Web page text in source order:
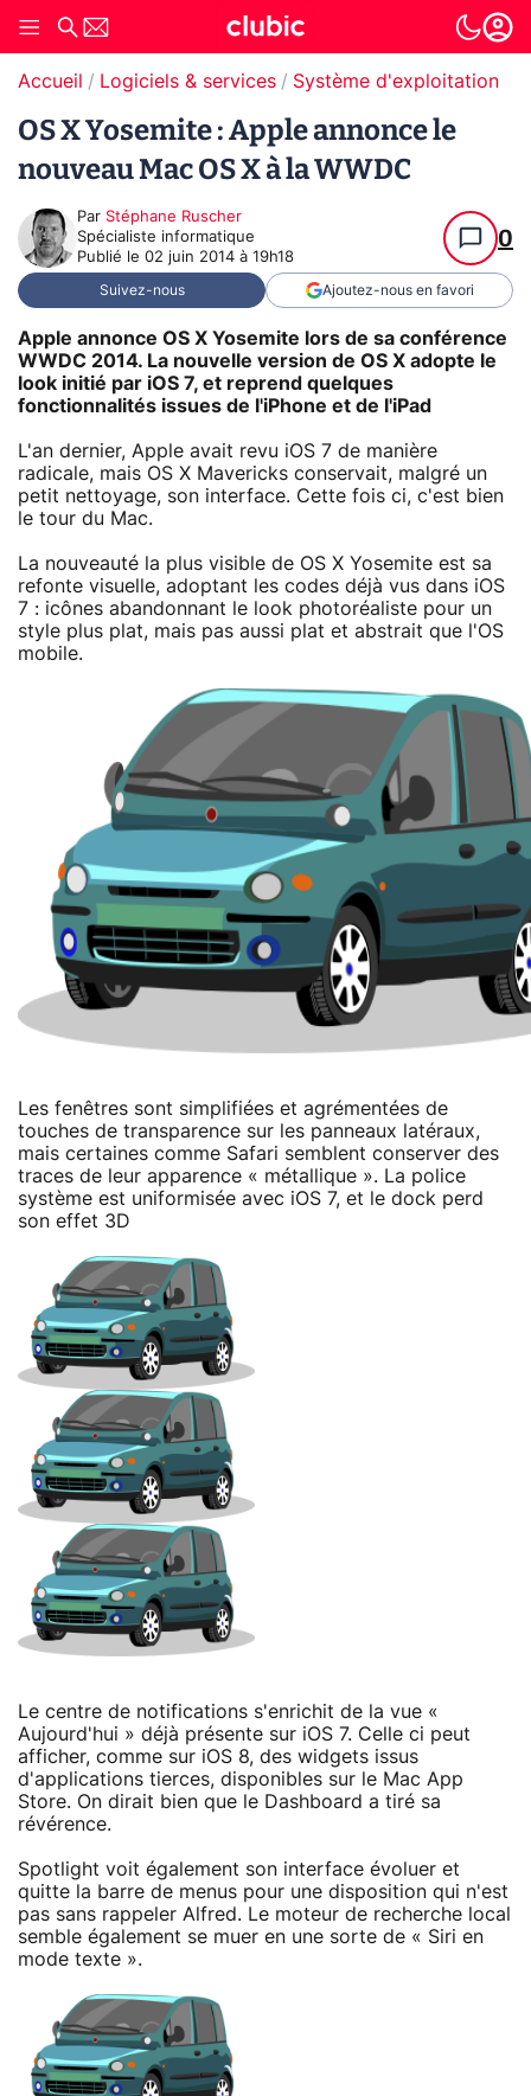
Accueil Logiciels & services Système d'exploitation
OS X Yosemite : Apple annonce le
nouveau Mac OS X à la WWDC
Par Stéphane Ruscher
Spécialiste informatique
Publié le 02 juin 2014 à 19h18
0
Suivez-nous Ajoutez-nous en favori
Apple annonce OS X Yosemite lors de sa conférence
WWDC 2014. La nouvelle version de OS X adopte le
look initié par iOS 7, et reprend quelques
fonctionnalités issues de l'iPhone et de l'iPad
L'an dernier, Apple avait revu iOS 7 de manière
radicale, mais OS X Mavericks conservait, malgré un
petit nettoyage, son interface. Cette fois ci, c'est bien
le tour du Mac.
La nouveauté la plus visible de OS X Yosemite est sa
refonte visuelle, adoptant les codes déjà vus dans iOS
7 : icônes abandonnant le look photoréaliste pour un
style plus plat, mais pas aussi plat et abstrait que l'OS
mobile.
Les fenêtres sont simplifiées et agrémentées de
touches de transparence sur les panneaux latéraux,
mais certaines comme Safari semblent conserver des
traces de leur apparence « métallique ». La police
système est uniformisée avec iOS 7, et le dock perd
son effet 3D
Le centre de notifications s'enrichit de la vue «
Aujourd'hui » déjà présente sur iOS 7. Celle ci peut
afficher, comme sur iOS 8, des widgets issus
d'applications tierces, disponibles sur le Mac App
Store. On dirait bien que le Dashboard a tiré sa
révérence.
Spotlight voit également son interface évoluer et
quitte la barre de menus pour une disposition qui n'est
pas sans rappeler Alfred. Le moteur de recherche local
semble également se muer en une sorte de « Siri en
mode texte ».